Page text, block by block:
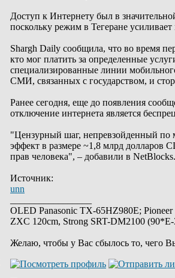
Доступ к Интернету был в
поскольку режим в Тегеране
Shargh Daily сообщила, что во время
кто мог платить за определенные
специализированные линии
СМИ, связанных с государством, и
Ранее сегодня, еще до появления
отключение интернета является
"Цензурный шаг, непревзойденный по
эффект в размере ~1,8 млрд долларов
прав человека", – добавили в NetBlocks.
Источник:
unn
OLED Panasonic TX-65HZ980E;
ZXC 120cm, Strong SRT-DM2100
Желаю, чтобы у Вас сбылось то, чего